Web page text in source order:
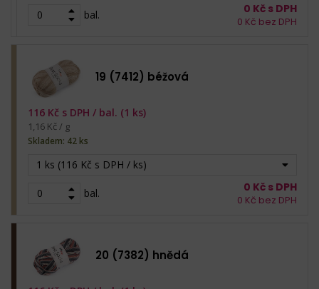
bal. 0 Kč s DPH
0 Kč bez DPH
19 (7412) béžová
1 ks (116 Kč s DPH / ks)
bal.
116 Kč s DPH / bal. (1 ks)
1,16 Kč / g
Skladem: 42 ks
0 Kč s DPH
0 Kč bez DPH
20 (7382) hnědá